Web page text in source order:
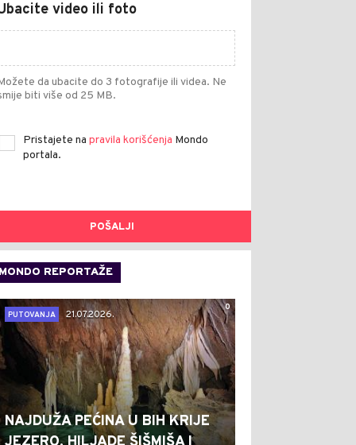
video ili foto
da ubacite do 3 fotografije ili videa. Ne
biti više od 25 MB.
Pristajete na pravila korišćenja Mondo
portala.
POŠALJI
MONDO REPORTAŽE
0
PUTOVANJA
21.07.2026.
NAJDUŽA PEĆINA U BIH KRIJE